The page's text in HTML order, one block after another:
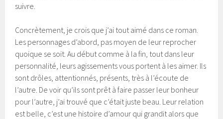
suivre.
Concrètement, je crois que j’ai tout aimé dans ce roman.
Les personnages d’abord, pas moyen de leur reprocher
quoique se soit. Au début comme à la fin, tout dans leur
personnalité, leurs agissements vous portent à les aimer. Ils
sont drôles, attentionnés, présents, très à l’écoute de
l’autre. De voir qu’ils sont prêt à faire passer leur bonheur
pour l’autre, j’ai trouvé que c’était juste beau. Leur relation
est belle, c’est une histoire d’amour qui grandit alors que